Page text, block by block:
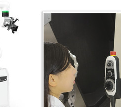
イン
イノ
製造
メイ
植物工
知財
海外生